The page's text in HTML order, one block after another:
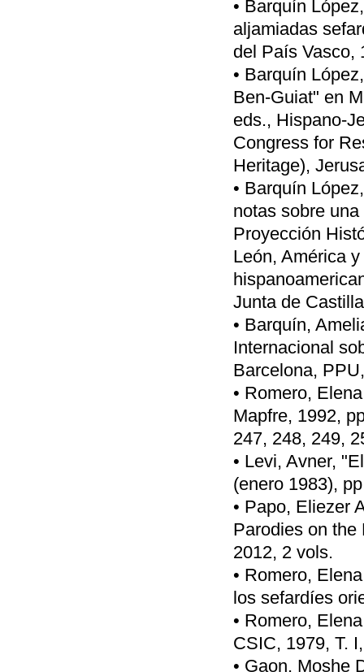
• Barquín
aljamiadas
del País Vasco,
• Barquín
Ben-Guiat" en
eds., Hispano-
Congress for
Heritage),
• Barquín
notas sobre
Proyección
León, América
Junta de
• Barquín,
Internacional
Barcelona,
• Romero,
Mapfre, 1992,
247, 248, 249,
• Levi, Avner,
(enero 1983),
• Papo, Eliezer
Parodies on the
2012, 2 vols.
• Romero,
los sefardíes
• Romero,
CSIC, 1979, T.
• Gaon, Moshe